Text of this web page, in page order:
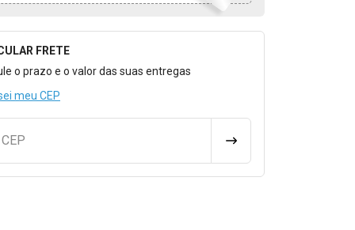
para Calcular o Frete
FRETE
o prazo e o valor das suas entregas
meu CEP
CALCULAR FRETE